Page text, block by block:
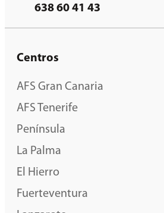
638 60 41 43
Centros
AFS Gran Canaria
AFS Tenerife
Península
La Palma
El Hierro
Fuerteventura